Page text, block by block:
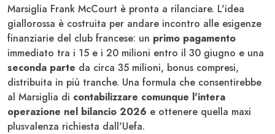
Marsiglia Frank McCourt è pronta a rilanciare. L'idea
giallorossa è costruita per andare incontro alle esigenze
finanziarie del club francese: un primo pagamento
immediato tra i 15 e i 20 milioni entro il 30 giugno e una
seconda parte da circa 35 milioni, bonus compresi,
distribuita in più tranche. Una formula che consentirebbe
al Marsiglia di contabilizzare comunque l'intera
operazione nel bilancio 2026 e ottenere quella maxi
plusvalenza richiesta dall'Uefa.